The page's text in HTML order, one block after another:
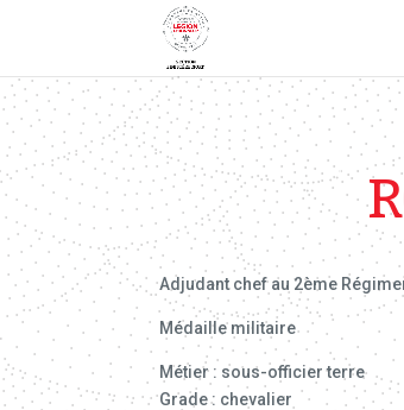
Adjudant chef au 2ème
Médaille militaire
Métier : sous-officier terre
Grade : chevalier